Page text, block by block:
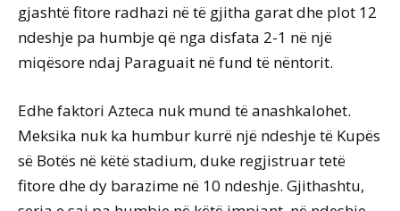
gjashtë fitore radhazi në të gjitha garat dhe plot 12
ndeshje pa humbje që nga disfata 2-1 në një
miqësore ndaj Paraguait në fund të nëntorit.
Edhe faktori Azteca nuk mund të anashkalohet.
Meksika nuk ka humbur kurrë një ndeshje të Kupës
së Botës në këtë stadium, duke regjistruar tetë
fitore dhe dy barazime në 10 ndeshje. Gjithashtu,